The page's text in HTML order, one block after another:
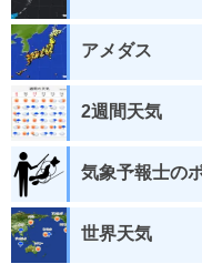
アメダス
2週間天気
気象予報士の
世界天気